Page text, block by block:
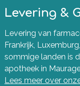
Levering &
Levering van
Frankrijk,
sommige landen is
apotheek in
Lees meer over